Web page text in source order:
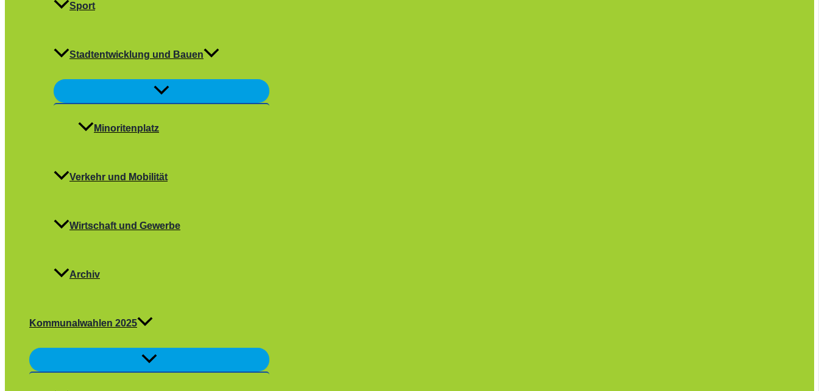
Sport
Stadtentwicklung und Bauen
Menü
Minoritenplatz
Verkehr und Mobilität
Wirtschaft und Gewerbe
Archiv
Kommunalwahlen 2025
Menü